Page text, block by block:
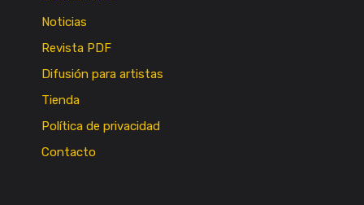
Noticias
Revista PDF
Difusión para artistas
Tienda
Política de privacidad
Contacto